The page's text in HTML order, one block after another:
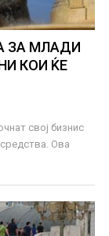
ЗА МЛАДИ
КОИ ЌЕ
свој бизнис
Ова